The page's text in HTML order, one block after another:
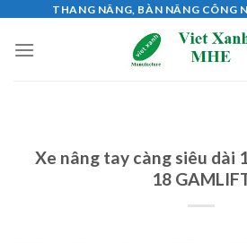
content
THANG NÂNG, BÀN NÂNG CÔNG
Xe nâng tay càng siêu dài
18